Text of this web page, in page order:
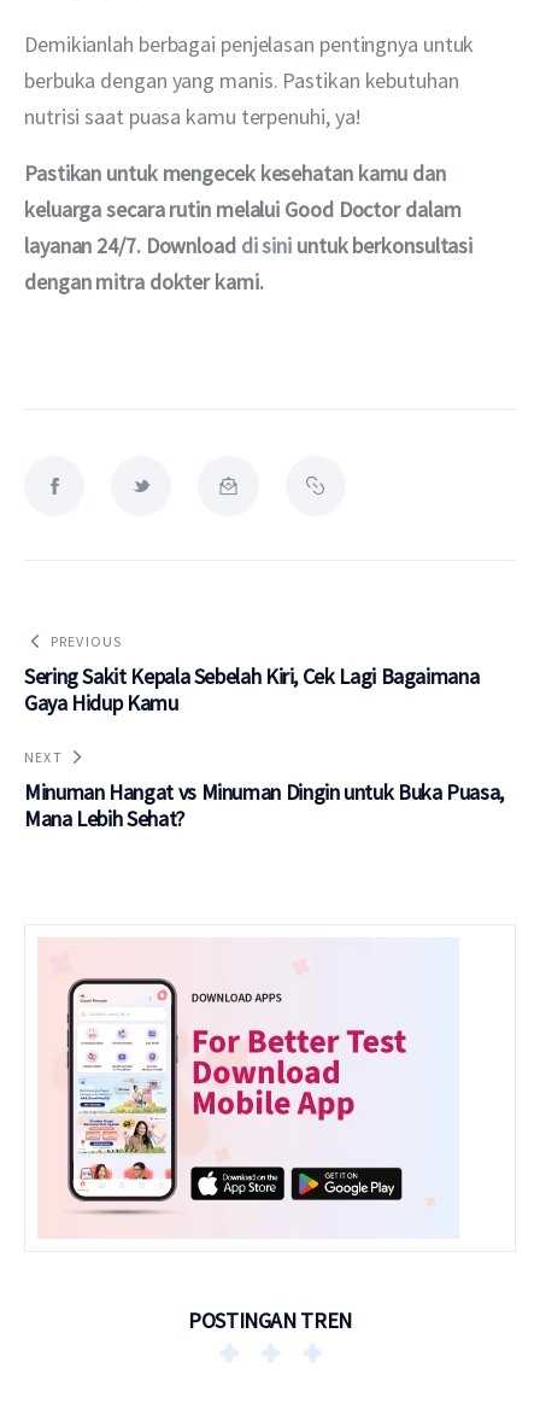
Demikianlah berbagai penjelasan pentingnya untuk
berbuka dengan yang manis. Pastikan kebutuhan
nutrisi saat puasa kamu terpenuhi, ya!
Pastikan untuk mengecek kesehatan kamu dan
keluarga secara rutin melalui Good Doctor dalam
layanan 24/7. Download di sini untuk berkonsultasi
dengan mitra dokter kami.
PREVIOUS
Sering Sakit Kepala Sebelah Kiri, Cek Lagi Bagaimana
Gaya Hidup Kamu
NEXT
Minuman Hangat vs Minuman Dingin untuk Buka Puasa,
Mana Lebih Sehat?
POSTINGAN TREN